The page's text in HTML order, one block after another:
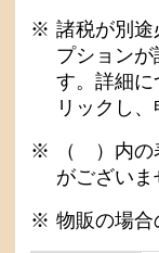
諸税が別途
プションが
す。詳細に
リックし
（ ）内の
がございま
物販の場合